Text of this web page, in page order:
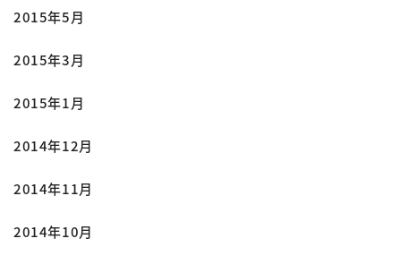
2015年5月
2015年3月
2015年1月
2014年12月
2014年11月
2014年10月